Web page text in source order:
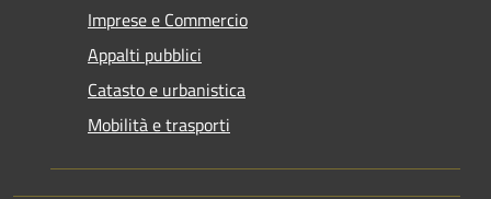
Imprese e Commercio
Appalti pubblici
Catasto e urbanistica
Mobilità e trasporti